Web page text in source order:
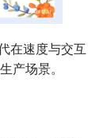
在速度与交互
产场景。